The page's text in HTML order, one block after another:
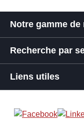
Notre gamme de
Recherche par
Liens utiles